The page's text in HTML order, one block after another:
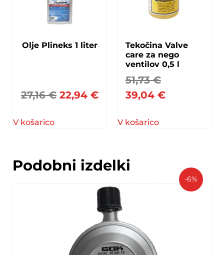
Olje Plineks 1 liter
27,16€22,94€
V košarico
Tekočina Valve
care za nego
ventilov 0,5 l
51,73€
39,04€
V košarico
Podobni izdelki
-6%